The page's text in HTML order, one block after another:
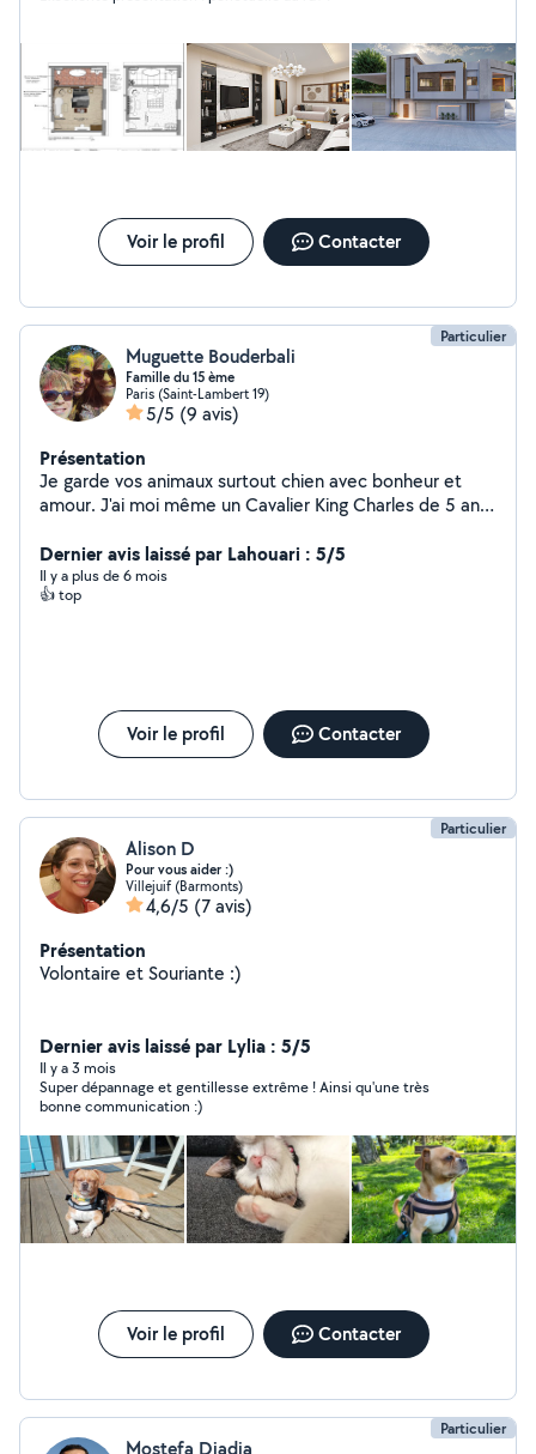
à apporter ces qualités fondamentales avec moi, créant
ainsi un environnement de travail positif et productif.
Mon objectif est d'apporter une contribution
significative, tout en cultivant des relations
professionnelles solides et durables.
Voir le profil Contacter
Particulier
Muguette Bouderbali
Famille du 15 ème
Paris (Saint-Lambert 19)
5/5 (9 avis)
Présentation
Je garde vos animaux surtout chien avec bonheur et
amour. J'ai moi même un Cavalier King Charles de 5 ans.
des animaux et disponible en journée pour sortie!!!
Dernier avis laissé par Lahouari : 5/5
Il y a plus de 6 mois
👍 top
Voir le profil Contacter
Particulier
Alison D
Pour vous aider :)
Villejuif (Barmonts)
4,6/5 (7 avis)
Présentation
Volontaire et Souriante :)
Dernier avis laissé par Lylia : 5/5
Il y a 3 mois
Super dépannage et gentillesse extrême ! Ainsi qu'une très
bonne communication :)
Voir le profil Contacter
Particulier
Mostefa Djadja